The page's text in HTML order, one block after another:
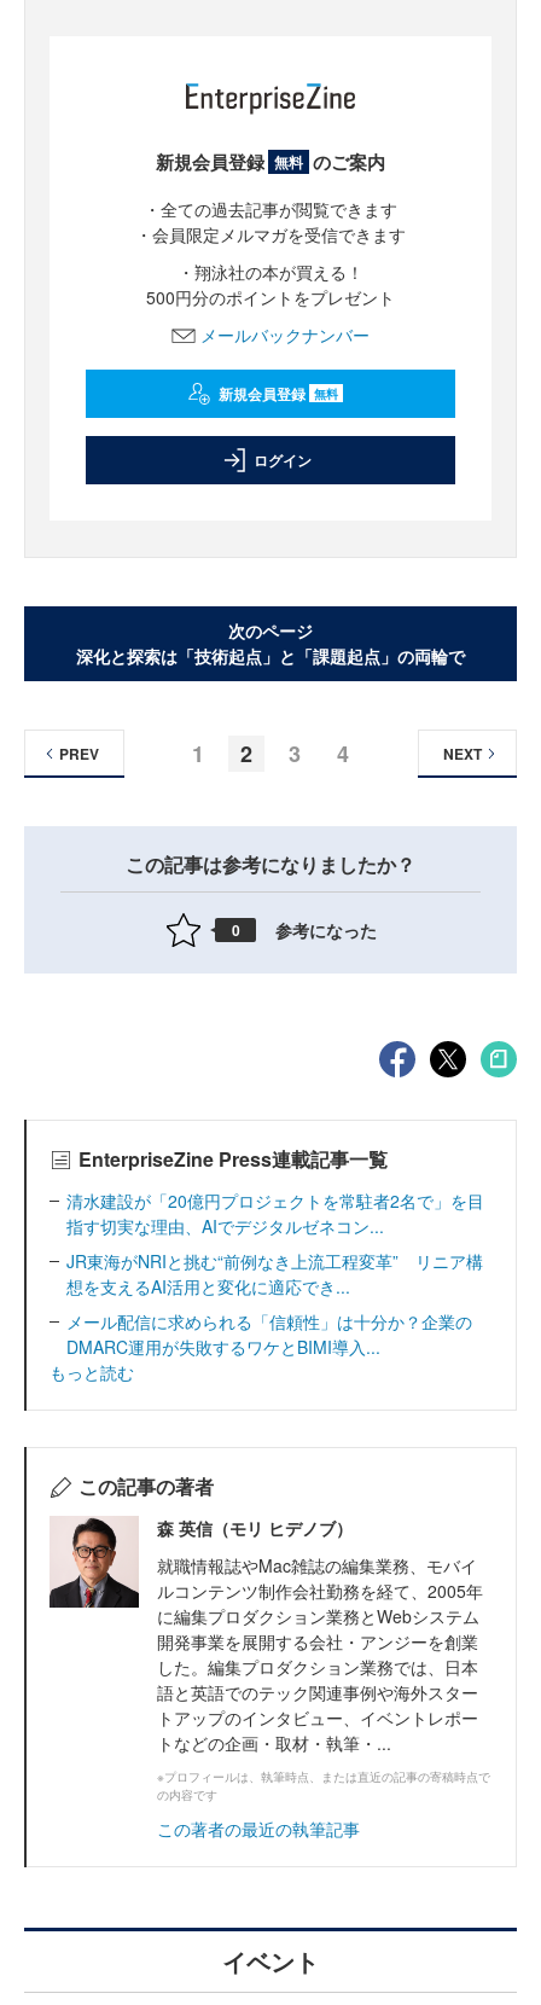
新規会員登録 無料 のご案内
・全ての過去記事が閲覧できます
・会員限定メルマガを受信できます
・翔泳社の本が買える！
500円分のポイントをプレゼント
メールバックナンバー
新規会員登録 無料
ログイン
次のページ
深化と探索は「技術起点」と「課題起点」の両輪で
1 2 3 4
PREV NEXT
この記事は参考になりましたか？
0 参考になった
EnterpriseZine Press連載記事一覧
清水建設が「20億円プロジェクトを常駐者2名で」を目
指す切実な理由、AIでデジタルゼネコン...
JR東海がNRIと挑む“前例なき上流工程変革” リニア構
想を支えるAI活用と変化に適応でき...
メール配信に求められる「信頼性」は十分か？企業の
DMARC運用が失敗するワケとBIMI導入...
もっと読む
この記事の著者
森 英信（モリ ヒデノブ）
就職情報誌やMac雑誌の編集業務、モバイ
ルコンテンツ制作会社勤務を経て、2005年
に編集プロダクション業務とWebシステム
開発事業を展開する会社・アンジーを創業
した。編集プロダクション業務では、日本
語と英語でのテック関連事例や海外スター
トアップのインタビュー、イベントレポー
トなどの企画・取材・執筆・...
※プロフィールは、執筆時点、または直近の記事の寄稿時点で
の内容です
この著者の最近の執筆記事
イベント